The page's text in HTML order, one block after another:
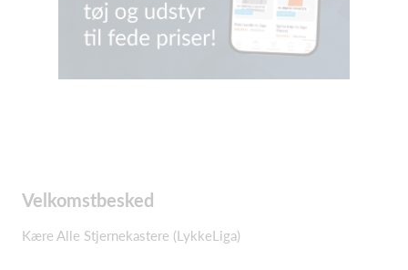
Velkomstbesked
Kære Alle Stjernekastere (LykkeLiga)